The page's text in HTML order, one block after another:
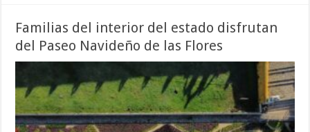
Familias del interior del estado disfrutan
del Paseo Navideño de las Flores